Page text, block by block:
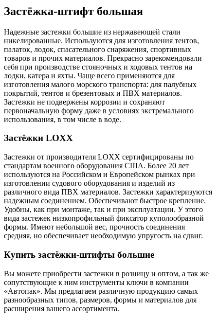
Застёжка-штифт большая
Надежные застежки большие из нержавеющей стали
никелированные. Используются для изготовления тентов,
палаток, лодок, спасательного снаряжения, спортивных
товаров и прочих материалов. Прекрасно зарекомендовали
себя при производстве стояночных и ходовых тентов на
лодки, катера и яхты. Чаще всего применяются для
изготовления малого морского транспорта: для палубных
покрытий, тентов и брезентовых и ПВХ материалов.
Застежки не подвержены коррозии и сохраняют
первоначальную форму даже в условиях экстремального
использования, в том числе в воде.
Застёжки LOXX
Застежки от производителя LOXX сертифицированы по
стандартам военного оборудования США. Более 20 лет
используются на Российском и Европейском рынках при
изготовлении судового оборудования и изделий из
различного вида ПВХ материалов. Застежки характеризуются
надежным соединением. Обеспечивают быстрое крепление.
Удобны, как при монтаже, так и при эксплуатации. У этого
вида застежек низкопрофильный фиксатор куполообразной
формы. Имеют небольшой вес, прочность соединения
средняя, но обеспечивает необходимую упругость на сдвиг.
Купить застёжки-штифты большие
Вы можете приобрести застежки в розницу и оптом, а так же
сопутствующие к ним инструменты ключи в компании
«Автопак». Мы предлагаем различную продукцию самых
разнообразных типов, размеров, формы и материалов для
расширения вашего ассортимента.